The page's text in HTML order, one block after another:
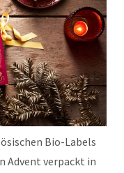
Bio-Labels
Advent verpackt in